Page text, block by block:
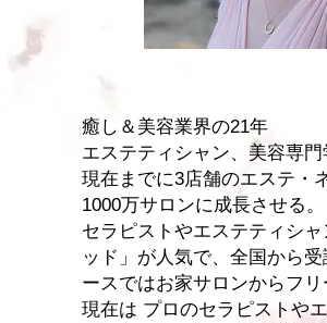
癒し＆美容業界の21年
エステティシャン、美容専
現在までに3店舗のエステ・
1000万サロンに成長させる。
セラピストやエステティシ
ッド」が人気で、全国から
ースではお家サロンからフ
現在は プロのセラピストや